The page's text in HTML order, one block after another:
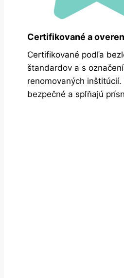
Certifikované a
Certifikované podľa
štandardov a s
renomovaných
bezpečné a spľňajú